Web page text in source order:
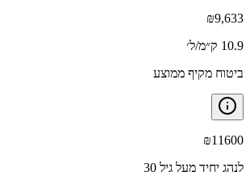
₪9,633
10.9 ק״מ/ל׳
ביטוח מקיף ממוצע
₪11600
לנהג יחיד מעל גיל 30